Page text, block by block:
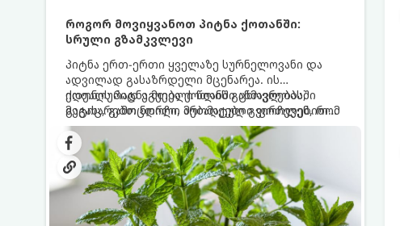
როგორ მოვიყვანოთ პიტნა ქოთანში:
სრული გზამკვლევი
პიტნა ერთ-ერთი ყველაზე სურნელოვანი და
ადვილად გასაზრდელი მცენარეა. ის
იდეალურად ეგუება ქოთანში ცხოვრებას,
მეტიც, გამოცდილი მებაღეები გვირჩევენ, რომ
პიტნა მხოლოდ ქოთანში მოვიყვანოთ, რადგან
ღია გრუნტში (ბაღში) დარგვისას ის ფესვებით
ძალიან სწრაფად ვრცელდება და სხვა
მცენარეებს ავიწროებს.
ქოთნის პიტნა მთელი წლის განმავლობაში
გაგახარებთ ნორჩი, არომატული ფოთლებით
ჩაის, ლიმონათისა თუ კერძებისთვის.